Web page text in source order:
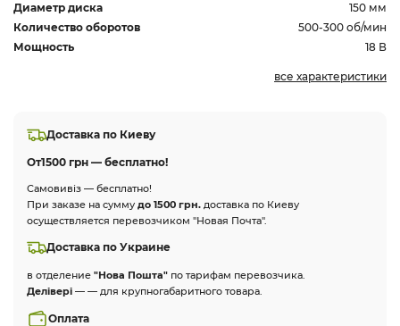
Диаметр диска
150 мм
Количество оборотов
500-300 об/мин
Мощность
18 В
все характеристики
Доставка по Киеву
От1500 грн — бесплатно!
Самовивіз — бесплатно!
При заказе на сумму до 1500 грн. доставка по Киеву
осуществляется перевозчиком "Новая Почта".
Доставка по Украине
в отделение "Нова Пошта" по тарифам перевозчика.
Делівері — — для крупногабаритного товара.
Оплата